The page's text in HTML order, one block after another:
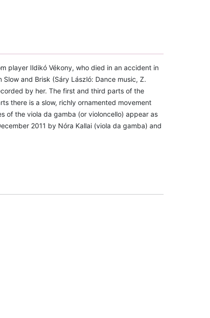
player Ildikó Vékony, who died in an accident in
and Brisk (Sáry László: Dance music, Z.
by her. The first and third parts of the
there is a slow, richly ornamented movement
of the viola da gamba (or violoncello) appear as
2011 by Nóra Kallai (viola da gamba) and